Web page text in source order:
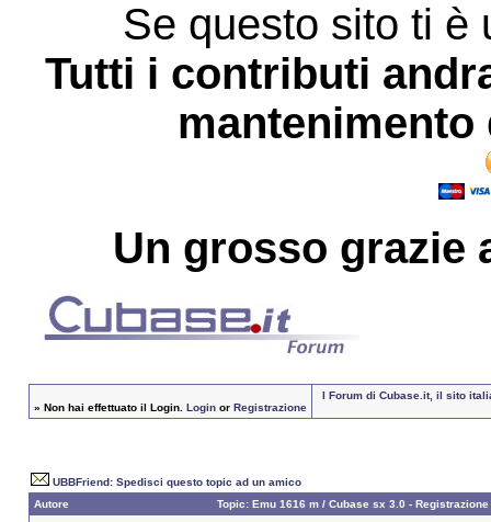
Se questo sito ti è
Tutti i contributi
Un grosso grazie
» Non hai effettuato il Login. Loginor Registrazione
I Forum di Cubase.it, il sito
UBBFriend: Spedisci questo topic ad un amico
Autore
Topic: Emu 1616 m / Cubase sx 3.0 -